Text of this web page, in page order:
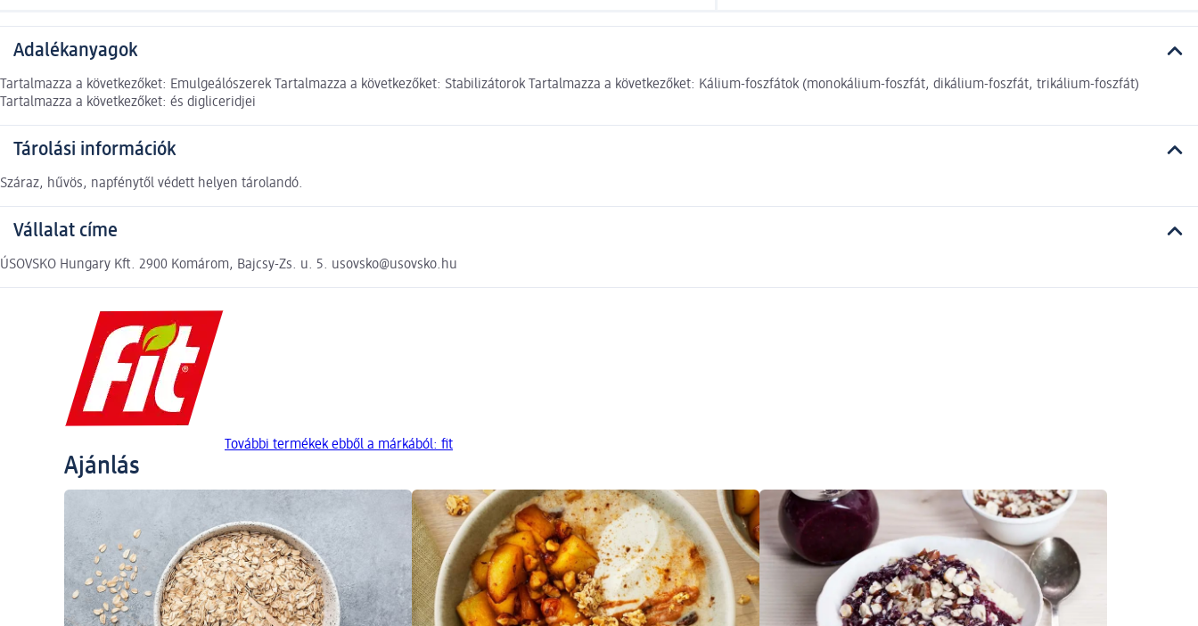
Adalékanyagok
Tartalmazza a következőket: Emulgeálószerek Tartalmazza a következőket: Stabilizátorok Tartalmazza a következőket: Kálium-foszfátok (monokálium-foszfát, dikálium-foszfát, trikálium-foszfát)
Tartalmazza a következőket: és digliceridjei
Tárolási információk
Száraz, hűvös, napfénytől védett helyen tárolandó.
Vállalat címe
ÚSOVSKO Hungary Kft. 2900 Komárom, Bajcsy-Zs. u. 5. usovsko@usovsko.hu
További termékek ebből a márkából: fit
Ajánlás